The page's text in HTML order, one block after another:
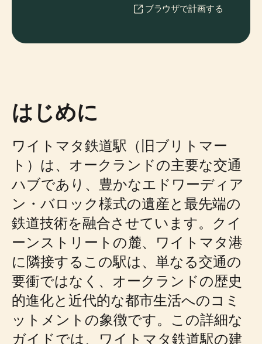
ブラウザで計画する
はじめに
ワイトマタ鉄道駅（旧ブリトマー
ト）は、オークランドの主要な交通
ハブであり、豊かなエドワーディア
ン・バロック様式の遺産と最先端の
鉄道技術を融合させています。クイ
ーンストリートの麓、ワイトマタ港
に隣接するこの駅は、単なる交通の
要衝ではなく、オークランドの歴史
的進化と近代的な都市生活へのコミ
ットメントの象徴です。この詳細な
ガイドでは、ワイトマタ鉄道駅の建